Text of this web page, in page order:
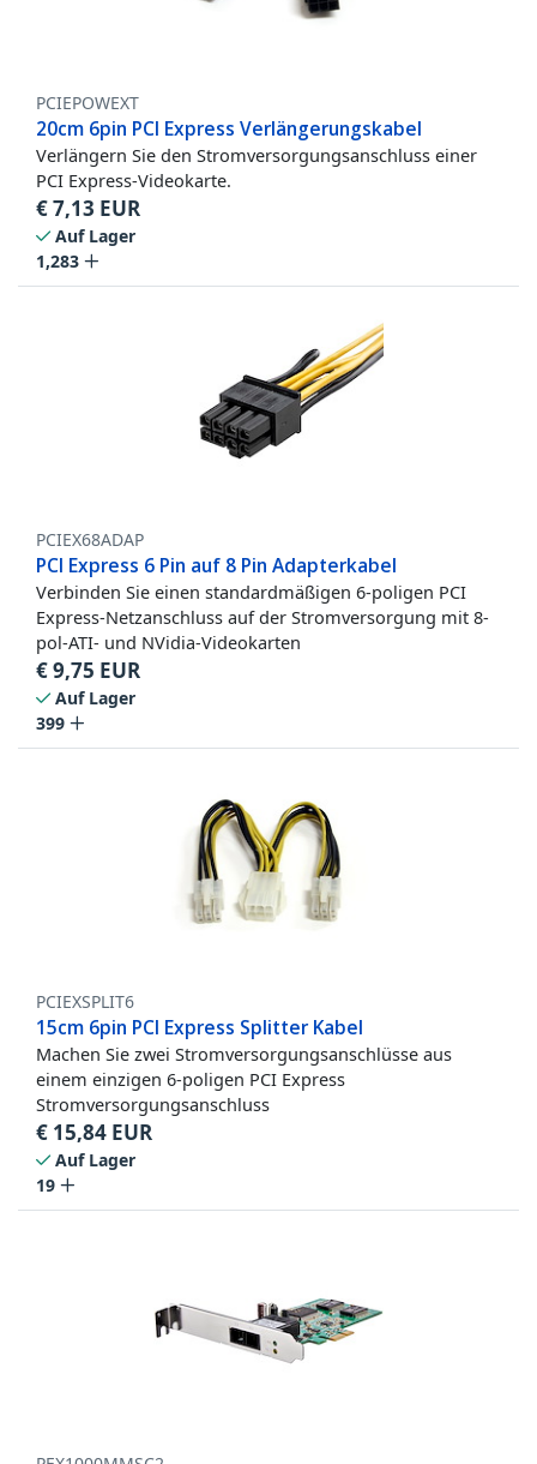
PCIEPOWEXT
20cm 6pin PCI Express Verlängerungskabel
Verlängern Sie den Stromversorgungsanschluss einer
PCI Express-Videokarte.
€7,13 EUR
Auf Lager
1,283
PCIEX68ADAP
PCI Express 6 Pin auf 8 Pin Adapterkabel
Verbinden Sie einen standardmäßigen 6-poligen PCI
Express-Netzanschluss auf der Stromversorgung mit 8-
pol-ATI- und NVidia-Videokarten
€9,75 EUR
Auf Lager
399
PCIEXSPLIT6
15cm 6pin PCI Express Splitter Kabel
Machen Sie zwei Stromversorgungsanschlüsse aus
einem einzigen 6-poligen PCI Express
Stromversorgungsanschluss
€ 15,84 EUR
Auf Lager
19